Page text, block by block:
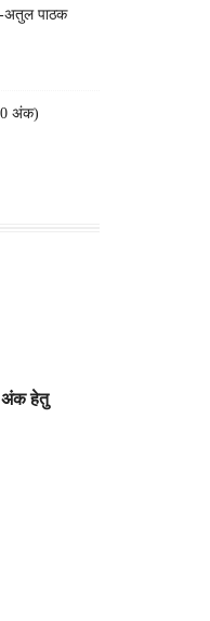
अतुल पाठक
अंक)
अंक हेतु